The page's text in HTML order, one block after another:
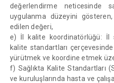
değerlendirme neticesinde
uygulanma düzeyini
edilen değeri,
e) İl kalite koordinatörlüğü: İl
kalite standartları
yürütmek ve koordine etmek
f) Sağlıkta Kalite Standartları
ve kuruluşlarında hasta ve